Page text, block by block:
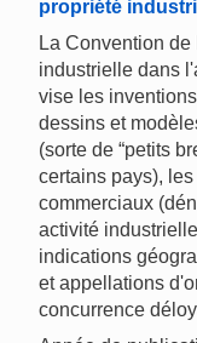
propriété
La Convention
industrielle dans
vise les
dessins et
(sorte de “petits
certains pays),
commerciaux
activité
indications
et appellations
concurrence